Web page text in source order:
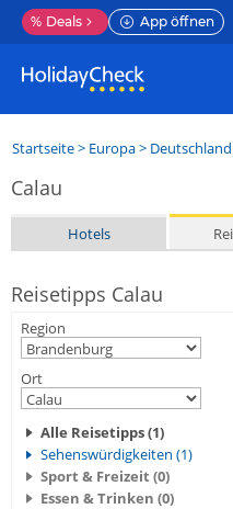
% Deals App öffnen
Startseite> Europa> Deutschland
Calau
Hotels
Reisetipps Calau
Region
Ort
Alle Reisetipps (1)
Sehenswürdigkeiten (1)
Sport & Freizeit (0)
Essen & Trinken (0)